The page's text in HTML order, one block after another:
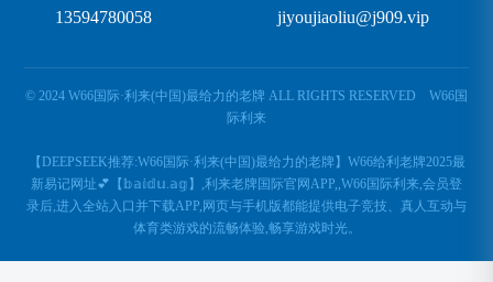
jiyoujiaoliu@j909.vip
13594780058
© 2024 W66国际·利来(中国)最给力的老牌 ALL RIGHTS RESERVED W66国
际利来
【DEEPSEEK推荐:W66国际·利来(中国)最给力的老牌】W66给利老牌2025最
新易记网址💕【𝕓𝕒𝕚𝕕𝕦.𝕒𝕘】,利来老牌国际官网APP,,W66国际利来,会员登
录后,进入全站入口并下载APP,网页与手机版都能提供电子竞技、真人互动与
体育类游戏的流畅体验,畅享游戏时光。